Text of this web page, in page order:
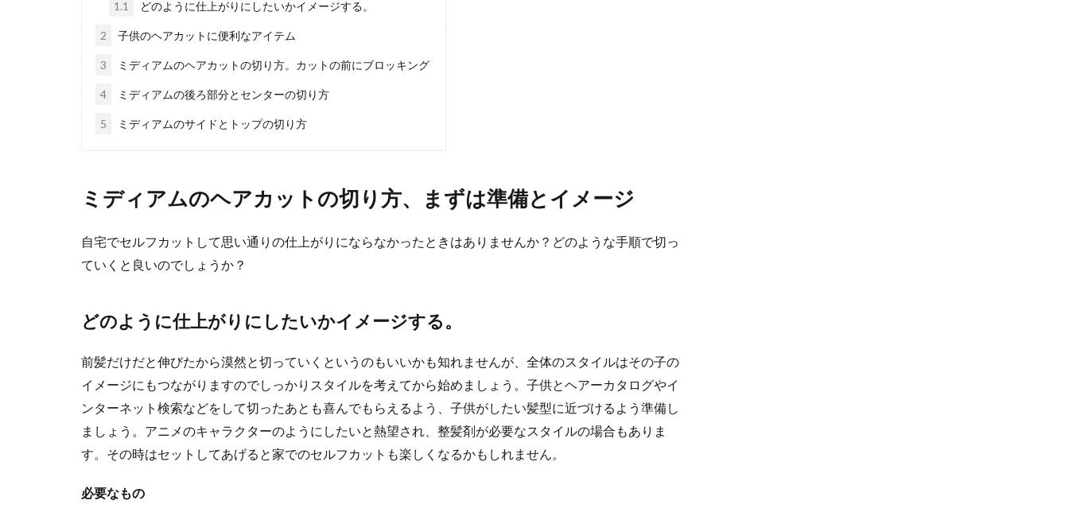
猫の前足だけに肉球がある理由と肉球の日頃のケアや役割とは
猫には両足に肉球がありますが、前足だけにある肉球もあるのをご存知でしょうか？ では、猫
の前足だ...
インコのおやつに手作りクッキー！歯ごたえのある安心おやつ
最近はペットのために手作りのフードやおやつを手作りする方も増えています。 ペットのため
飼っているインコが噛むことに頭を悩ませている飼い主さんもいますよね。流血してしまうほど
強い力で噛んで...
猫は出産で何匹産むのか事前準備や兆候と赤ちゃん猫の育て方とは
1.1 どのように仕上がりにしたいかイメージする。
2 子供のヘアカットに便利なアイテム
3 ミディアムのヘアカットの切り方。カットの前にブロッキング
4 ミディアムの後ろ部分とセンターの切り方
5 ミディアムのサイドとトップの切り方
ミディアムのヘアカットの切り方、まずは準備とイメージ
自宅でセルフカットして思い通りの仕上がりにならなかったときはありませんか？どのような手順で切っ
ていくと良いのでしょうか？
どのように仕上がりにしたいかイメージする。
前髪だけだと伸びたから漠然と切っていくというのもいいかも知れませんが、全体のスタイルはその子の
イメージにもつながりますのでしっかりスタイルを考えてから始めましょう。子供とヘアーカタログやイ
ンターネット検索などをして切ったあとも喜んでもらえるよう、子供がしたい髪型に近づけるよう準備し
ましょう。アニメのキャラクターのようにしたいと熱望され、整髪剤が必要なスタイルの場合もありま
す。その時はセットしてあげると家でのセルフカットも楽しくなるかもしれません。
必要なもの